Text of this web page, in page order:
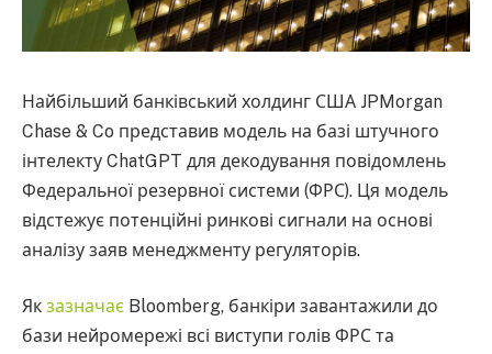
Найбільший банківський холдинг США JPMorgan
Chase & Co представив модель на базі штучного
інтелекту ChatGPT для декодування повідомлень
Федеральної резервної системи (ФРС). Ця модель
відстежує потенційні ринкові сигнали на основі
аналізу заяв менеджменту регуляторів.
Як зазначає Bloomberg, банкіри завантажили до
бази нейромережі всі виступи голів ФРС та